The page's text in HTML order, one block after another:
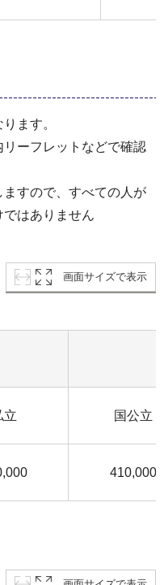
ます。
ーフレットなどで確認
すので、すべての人が
はありません
画面サイズで表示
立 国公立
410,000